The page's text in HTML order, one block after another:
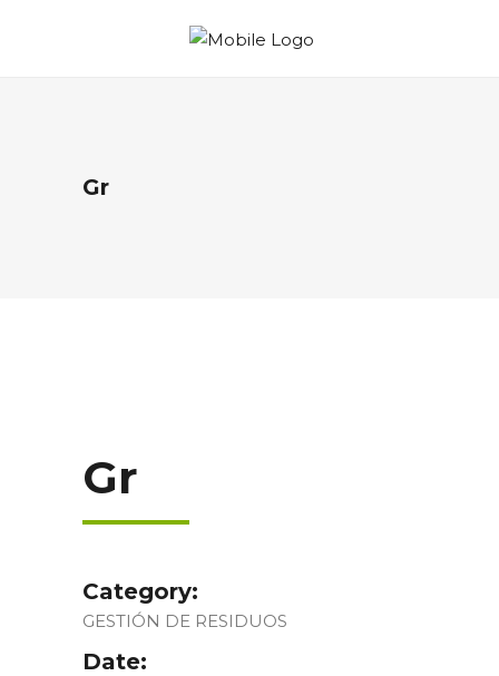
Gr
Gr
Category:
GESTIÓN DE RESIDUOS
Date: